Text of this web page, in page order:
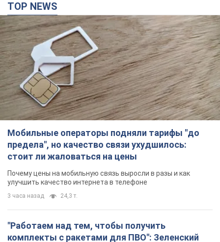
TOP NEWS
Мобильные операторы подняли тарифы "до
предела", но качество связи ухудшилось:
стоит ли жаловаться на цены
Почему цены на мобильную связь выросли в разы и как
улучшить качество интернета в телефоне
3 часа назад 24,3 т.
"Работаем над тем, чтобы получить
комплекты с ракетами для ПВО": Зеленский